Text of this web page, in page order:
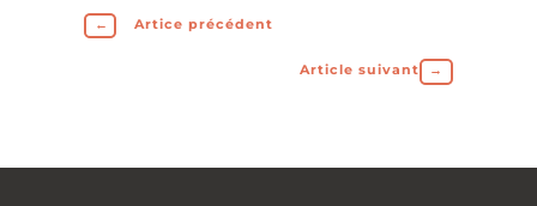
← Artice précédent
Article suivant →